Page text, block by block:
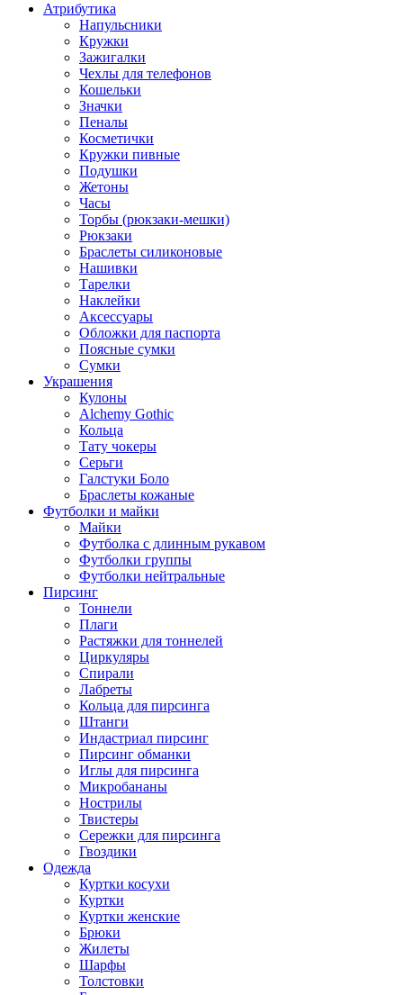
Атрибутика
Напульсники
Кружки
Зажигалки
Чехлы для телефонов
Кошельки
Значки
Пеналы
Косметички
Кружки пивные
Подушки
Жетоны
Часы
Торбы (рюкзаки-мешки)
Рюкзаки
Браслеты силиконовые
Нашивки
Тарелки
Наклейки
Аксессуары
Обложки для паспорта
Поясные сумки
Сумки
Украшения
Кулоны
Alchemy Gothic
Кольца
Тату чокеры
Серьги
Галстуки Боло
Браслеты кожаные
Футболки и майки
Майки
Футболка с длинным рукавом
Футболки группы
Футболки нейтральные
Пирсинг
Тоннели
Плаги
Растяжки для тоннелей
Циркуляры
Спирали
Лабреты
Кольца для пирсинга
Штанги
Индастриал пирсинг
Пирсинг обманки
Иглы для пирсинга
Микробананы
Нострилы
Твистеры
Сережки для пирсинга
Гвоздики
Одежда
Куртки косухи
Куртки
Куртки женские
Брюки
Жилеты
Шарфы
Толстовки